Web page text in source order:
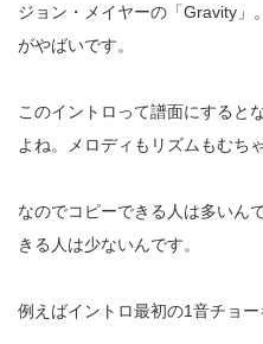
ジョン・メイヤーの「Gravity 」
がやばいです。
このイントロって譜面にすると
よね。メロディもリズムもむち
なのでコピーできる人は多いん
きる人は少ないんです。
例えばイントロ最初の1音チョー